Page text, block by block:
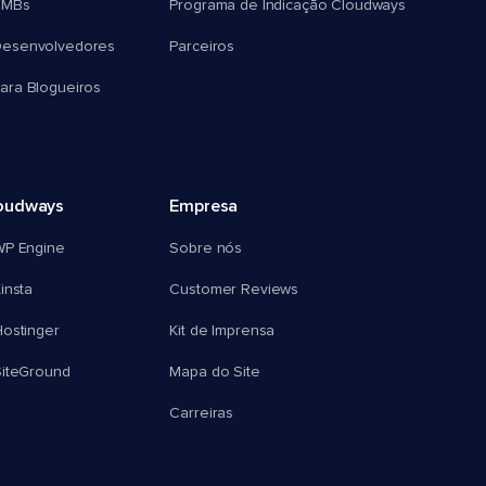
Blogueiros
Programa de Indicação Cloudways
Parceiros
Engine
Empresa
Sobre nós
Customer Reviews
Kit de Imprensa
Mapa do Site
Carreiras